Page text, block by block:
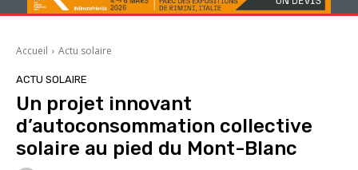
Accueil Actu solaire
ACTU SOLAIRE
Un projet innovant
d’autoconsommation collective
solaire au pied du Mont-Blanc